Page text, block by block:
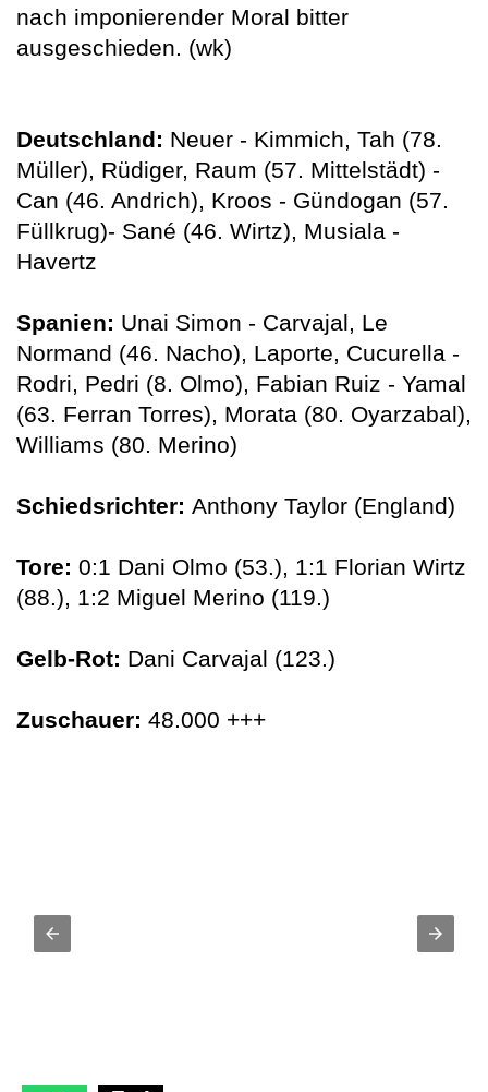
nach imponierender Moral bitter
ausgeschieden. (wk)
Deutschland: Neuer - Kimmich, Tah (78.
Müller), Rüdiger, Raum (57. Mittelstädt) -
Can (46. Andrich), Kroos - Gündogan (57.
Füllkrug)- Sané (46. Wirtz), Musiala -
Havertz
Spanien: Unai Simon - Carvajal, Le
Normand (46. Nacho), Laporte, Cucurella -
Rodri, Pedri (8. Olmo), Fabian Ruiz - Yamal
(63. Ferran Torres), Morata (80. Oyarzabal),
Williams (80. Merino)
Schiedsrichter: Anthony Taylor (England)
Tore: 0:1 Dani Olmo (53.), 1:1 Florian Wirtz
(88.), 1:2 Miguel Merino (119.)
Gelb-Rot: Dani Carvajal (123.)
Zuschauer: 48.000 +++